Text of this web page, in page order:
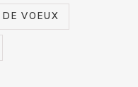
VOEUX